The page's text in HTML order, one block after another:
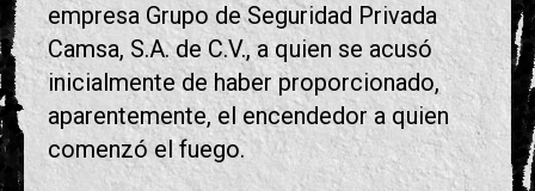
empresa Grupo de Seguridad Privada
Camsa, S.A. de C.V., a quien se acusó
inicialmente de haber proporcionado,
aparentemente, el encendedor a quien
comenzó el fuego.